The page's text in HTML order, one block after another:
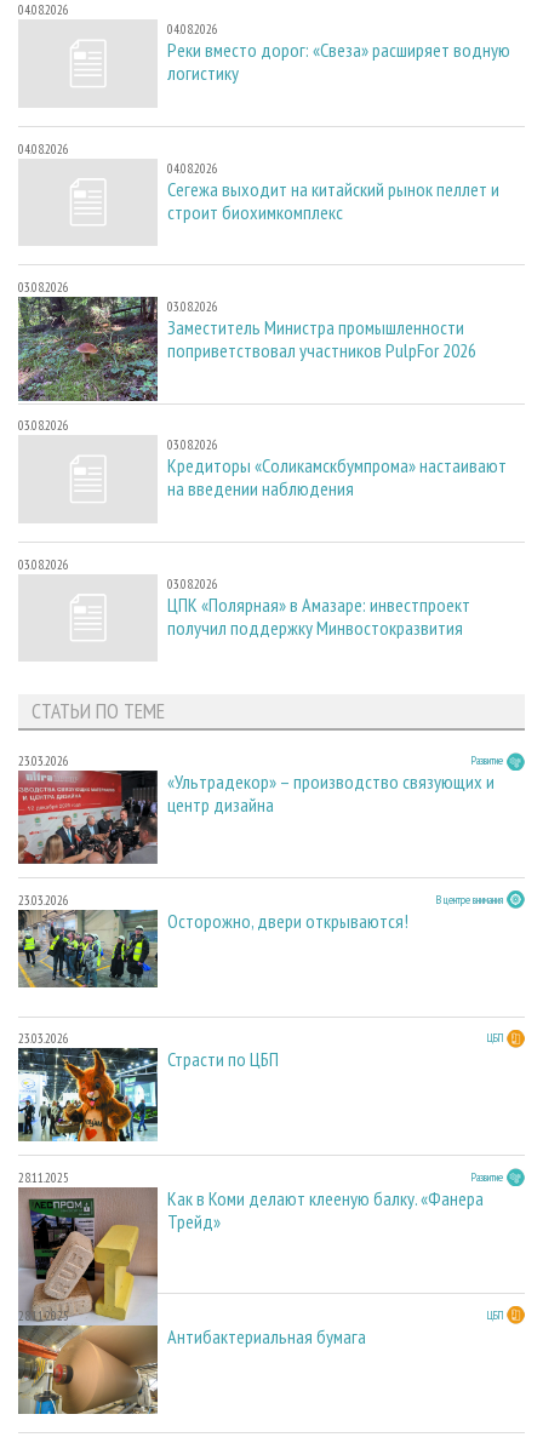
04.08.2026
04.08.2026
Реки вместо дорог: «Свеза» расширяет водную
логистику
04.08.2026
04.08.2026
Сегежа выходит на китайский рынок пеллет и
строит биохимкомплекс
03.08.2026
03.08.2026
Заместитель Министра промышленности
поприветствовал участников PulpFor 2026
03.08.2026
03.08.2026
Кредиторы «Соликамскбумпрома» настаивают
на введении наблюдения
03.08.2026
03.08.2026
ЦПК «Полярная» в Амазаре: инвестпроект
получил поддержку Минвостокразвития
СТАТЬИ ПО ТЕМЕ
23.03.2026 Развитие
«Ультрадекор» – производство связующих и
центр дизайна
23.03.2026 В центре внимания
Осторожно, двери открываются!
23.03.2026 ЦБП
Страсти по ЦБП
28.11.2025 Развитие
Как в Коми делают клееную балку. «Фанера
Трейд»
28.11.2025 ЦБП
Антибактериальная бумага